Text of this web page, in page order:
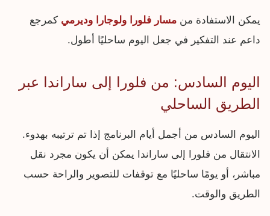
يمكن الاستفادة من مسار فلورا ولوجارا وديرمي كمرجع
داعم عند التفكير في جعل اليوم ساحليًا أطول.
اليوم السادس: من فلورا إلى ساراندا عبر
الطريق الساحلي
اليوم السادس من أجمل أيام البرنامج إذا تم ترتيبه بهدوء.
الانتقال من فلورا إلى ساراندا يمكن أن يكون مجرد نقل
مباشر، أو يومًا ساحليًا مع توقفات للتصوير والراحة حسب
الطريق والوقت.